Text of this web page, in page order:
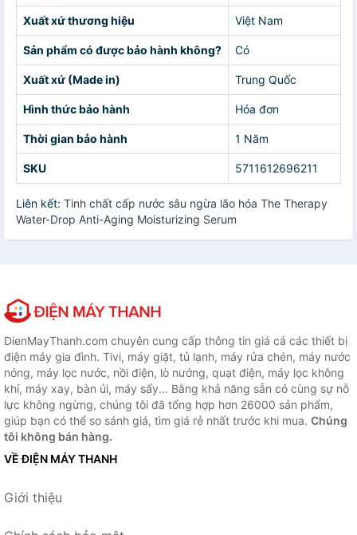
Xuất xứ thương hiệu Việt Nam
Sản phẩm có được bảo hành không? Có
Xuất xứ (Made in) Trung Quốc
Hình thức bảo hành Hóa đơn
Thời gian bảo hành 1 Năm
SKU 5711612696211
Liên kết: Tinh chất cấp nước sâu ngừa lão hóa The Therapy
Water-Drop Anti-Aging Moisturizing Serum
DienMayThanh.com chuyên cung cấp thông tin giá cả các thiết bị
điện máy gia đình. Tivi, máy giặt, tủ lạnh, máy rửa chén, máy nước
nóng, máy lọc nước, nồi điện, lò nướng, quạt điện, máy lọc không
khí, máy xay, bàn ủi, máy sấy... Bằng khả năng sẵn có cùng sự nỗ
lực không ngừng, chúng tôi đã tổng hợp hơn 26000 sản phẩm,
giúp bạn có thể so sánh giá, tìm giá rẻ nhất trước khi mua. Chúng
tôi không bán hàng.
VỀ ĐIỆN MÁY THANH
Giới thiệu